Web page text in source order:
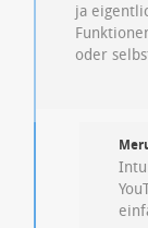
ja
oder